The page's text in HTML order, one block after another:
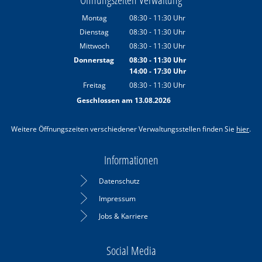
Montag 08:30- 11:30 Uhr
Von 08:30 bis 11:30 Uhr
Dienstag 08:30- 11:30 Uhr
Von 08:30 bis 11:30 Uhr
Mittwoch 08:30- 11:30 Uhr
Von 08:30 bis 11:30 Uhr
Donnerstag 08:30- 11:30Uhr
Von 08:30 bis 11:30 Uhr
14:00- 17:30Uhr
Von 14:00 bis 17:30 Uhr
Freitag 08:30- 11:30 Uhr
Von 08:30 bis 11:30 Uhr
Geschlossen am 13.08.2026
Weitere Öffnungszeiten verschiedener Verwaltungsstellen finden Sie hier.
Informationen
Datenschutz
Impressum
Jobs & Karriere
Social Media